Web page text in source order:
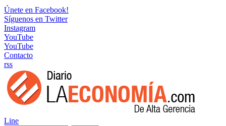
Únete en Facebook!
Síguenos en Twitter
Instagram
YouTube
YouTube
Contacto
rss
Line